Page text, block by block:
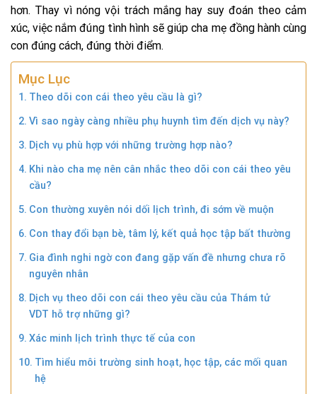
hơn. Thay vì nóng vội trách mắng hay suy đoán theo cảm
xúc, việc nắm đúng tình hình sẽ giúp cha mẹ đồng hành cùng
con đúng cách, đúng thời điểm.
Mục Lục
Theo dõi con cái theo yêu cầu là gì?
Vì sao ngày càng nhiều phụ huynh tìm đến dịch vụ này?
Dịch vụ phù hợp với những trường hợp nào?
Khi nào cha mẹ nên cân nhắc theo dõi con cái theo yêu
cầu?
Con thường xuyên nói dối lịch trình, đi sớm về muộn
Con thay đổi bạn bè, tâm lý, kết quả học tập bất thường
Gia đình nghi ngờ con đang gặp vấn đề nhưng chưa rõ
nguyên nhân
Dịch vụ theo dõi con cái theo yêu cầu của Thám tử
VDT hỗ trợ những gì?
Xác minh lịch trình thực tế của con
Tìm hiểu môi trường sinh hoạt, học tập, các mối quan
hệ